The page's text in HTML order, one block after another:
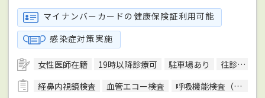
マイナンバーカードの健康保険証利用可能
感染症対策実施
女性医師在籍 19時以降診療可 駐車場あり 往診可
経鼻内視鏡検査
血管エコー検査 呼吸機能検査（スパイロメトリー）